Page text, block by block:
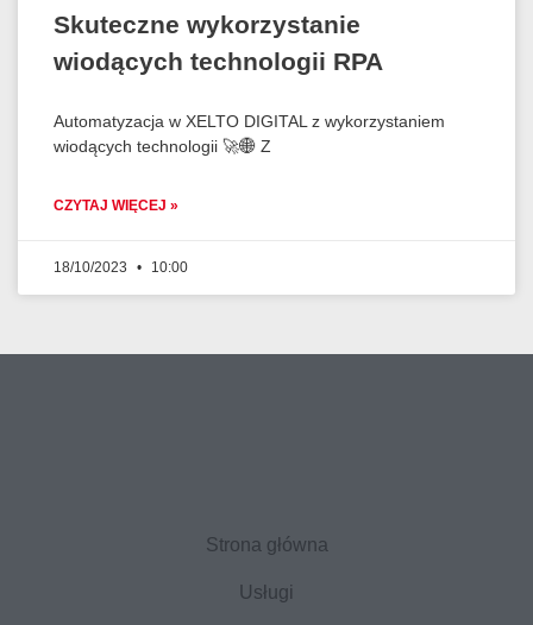
Skuteczne wykorzystanie
wiodących technologii RPA
Automatyzacja w XELTO DIGITAL z wykorzystaniem
wiodących technologii 🚀🌐 Z
CZYTAJ WIĘCEJ »
18/10/2023 10:00
Strona główna
Usługi